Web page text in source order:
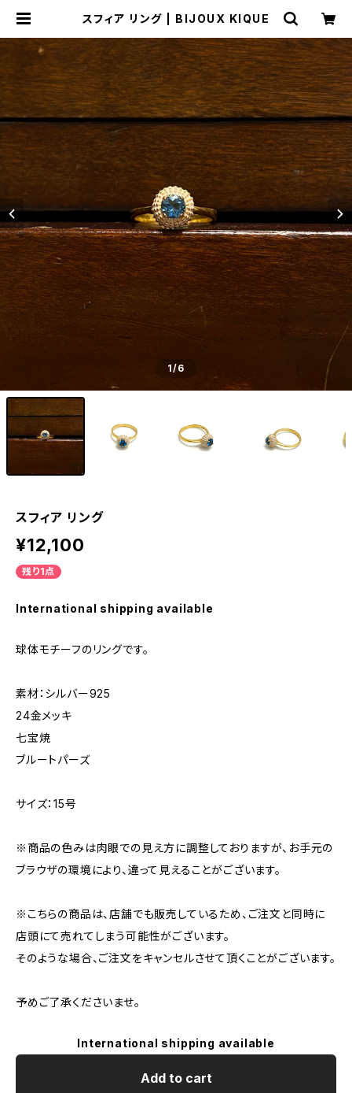
スフィア リング | BIJOUX KIQUE
1/6
スフィア リング
¥12,100
残り1点
International shipping available
球体モチーフのリングです。
素材：シルバー925
24金メッキ
七宝焼
ブルートパーズ
サイズ：15号
※商品の色みは肉眼での見え方に調整しておりますが、お手元の
ブラウザの環境により、違って見えることがございます。
※こちらの商品は、店舗でも販売しているため、ご注文と同時に
店頭にて売れてしまう可能性がございます。
そのような場合、ご注文をキャンセルさせて頂くことがございます。
予めご了承くださいませ。
International shipping available
Add to cart